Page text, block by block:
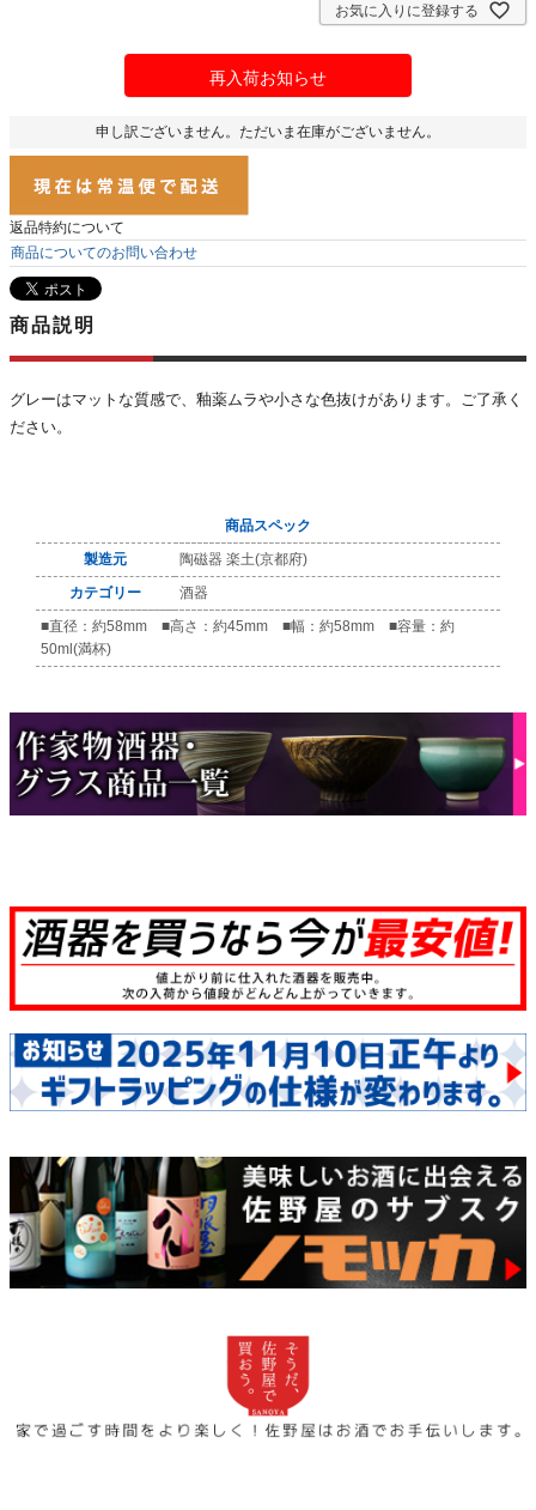
お気に入りに登録する
再入荷お知らせ
申し訳ございません。ただいま在庫がございません。
返品特約について
商品についてのお問い合わせ
商品説明
グレーはマットな質感で、釉薬ムラや小さな色抜けがあります。ご了承く
ださい。
商品スペック
製造元
陶磁器 楽土(京都府)
カテゴリー
酒器
■直径：約58mm ■高さ：約45mm ■幅：約58mm ■容量：約
50ml(満杯)